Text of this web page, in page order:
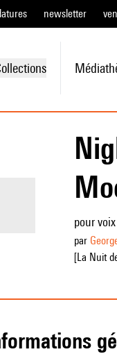
newsletter
pour
par
[La Nuit